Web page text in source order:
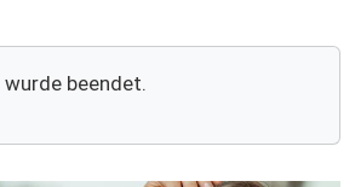
wurde beendet.